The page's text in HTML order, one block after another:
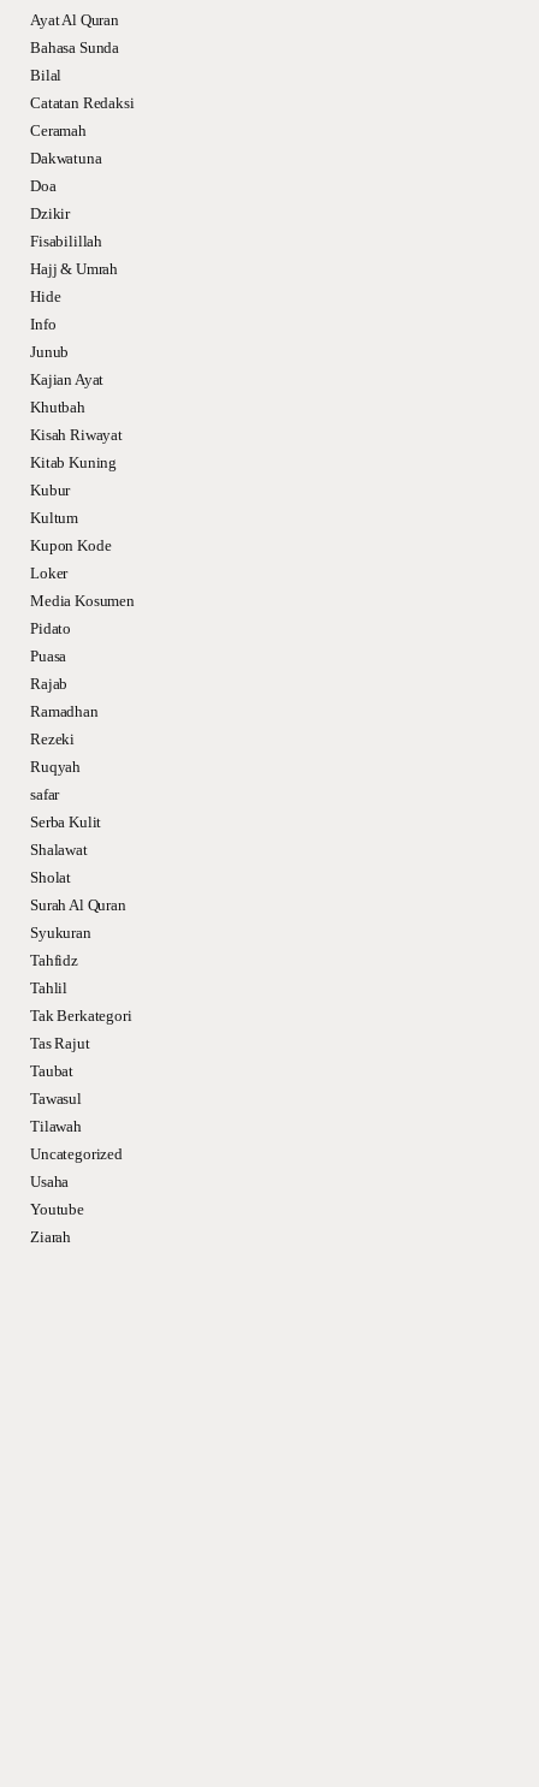
Ayat Al Quran
Bahasa Sunda
Bilal
Catatan Redaksi
Ceramah
Dakwatuna
Doa
Dzikir
Fisabilillah
Hajj & Umrah
Hide
Info
Junub
Kajian Ayat
Khutbah
Kisah Riwayat
Kitab Kuning
Kubur
Kultum
Kupon Kode
Loker
Media Kosumen
Pidato
Puasa
Rajab
Ramadhan
Rezeki
Ruqyah
safar
Serba Kulit
Shalawat
Sholat
Surah Al Quran
Syukuran
Tahfidz
Tahlil
Tak Berkategori
Tas Rajut
Taubat
Tawasul
Tilawah
Uncategorized
Usaha
Youtube
Ziarah